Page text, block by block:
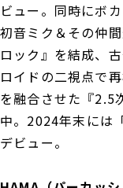
ビュー。同時にボ
初音ミク＆その仲
ロック』を結成、
ロイドの二視点で
を融合させた『2.5
中。2024年末には
デビュー。